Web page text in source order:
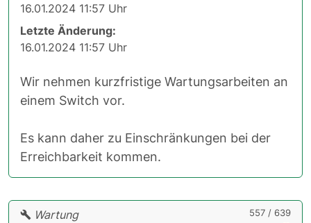
16.01.2024 11:57 Uhr
Letzte Änderung:
16.01.2024 11:57 Uhr
Wir nehmen kurzfristige Wartungsarbeiten an
einem Switch vor.
Es kann daher zu Einschränkungen bei der
Erreichbarkeit kommen.
557 / 639
Wartung